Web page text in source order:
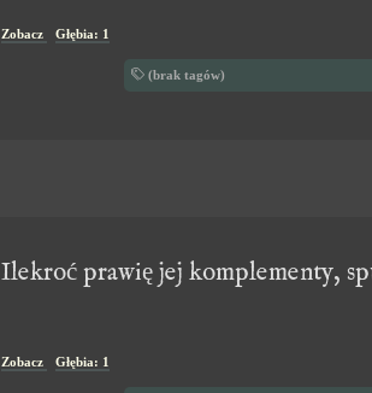
Zobacz Głębia: 1
(brak tagów)
Ilekroć prawię jej komplementy,
Zobacz Głębia: 1